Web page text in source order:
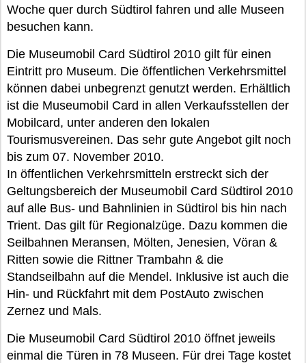
Woche quer durch Südtirol fahren und alle Museen
besuchen kann.
Die Museumobil Card Südtirol 2010 gilt für einen
Eintritt pro Museum. Die öffentlichen Verkehrsmittel
können dabei unbegrenzt genutzt werden. Erhältlich
ist die Museumobil Card in allen Verkaufsstellen der
Mobilcard, unter anderen den lokalen
Tourismusvereinen. Das sehr gute Angebot gilt noch
bis zum 07. November 2010.
In öffentlichen Verkehrsmitteln erstreckt sich der
Geltungsbereich der Museumobil Card Südtirol 2010
auf alle Bus- und Bahnlinien in Südtirol bis hin nach
Trient. Das gilt für Regionalzüge. Dazu kommen die
Seilbahnen Meransen, Mölten, Jenesien, Vöran &
Ritten sowie die Rittner Trambahn & die
Standseilbahn auf die Mendel. Inklusive ist auch die
Hin- und Rückfahrt mit dem PostAuto zwischen
Zernez und Mals.
Die Museumobil Card Südtirol 2010 öffnet jeweils
einmal die Türen in 78 Museen. Für drei Tage kostet